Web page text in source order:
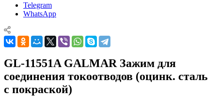
Telegram
WhatsApp
GL-11551A GALMAR Зажим для
соединения токоотводов (оцинк. сталь
с покраской)